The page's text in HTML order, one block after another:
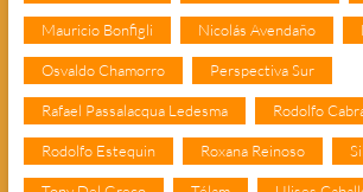
Mauricio Bonfigli Nicolás Avendaño
Osvaldo Chamorro Perspectiva Sur
Rafael Passalacqua Ledesma Rodolfo
Rodolfo Estequin Roxana Reinoso